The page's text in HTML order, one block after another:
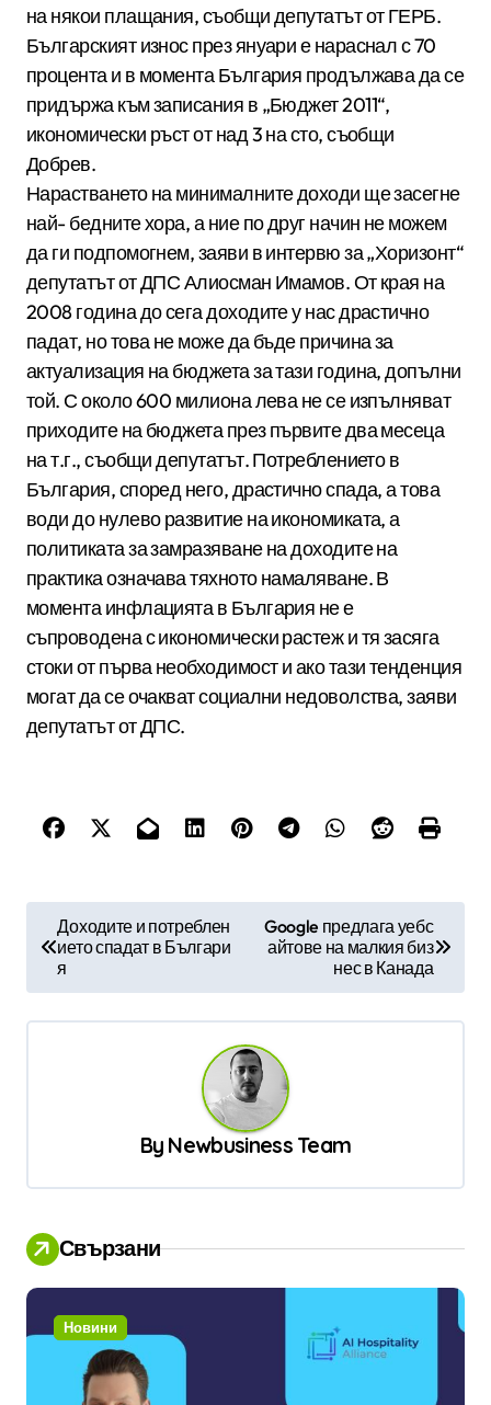
на някои плащания, съобщи депутатът от ГЕРБ.
Българският износ през януари е нараснал с 70
процента и в момента България продължава да се
придържа към записания в „Бюджет 2011“,
икономически ръст от над 3 на сто, съобщи
Добрев.
Нарастването на минималните доходи ще засегне
най- бедните хора, а ние по друг начин не можем
да ги подпомогнем, заяви в интервю за „Хоризонт“
депутатът от ДПС Алиосман Имамов. От края на
2008 година до сега доходите у нас драстично
падат, но това не може да бъде причина за
актуализация на бюджета за тази година, допълни
той. С около 600 милиона лева не се изпълняват
приходите на бюджета през първите два месеца
на т.г., съобщи депутатът. Потреблението в
България, според него, драстично спада, а това
води до нулево развитие на икономиката, а
политиката за замразяване на доходите на
практика означава тяхното намаляване. В
момента инфлацията в България не е
съпроводена с икономически растеж и тя засяга
стоки от първа необходимост и ако тази тенденция
могат да се очакват социални недоволства, заяви
депутатът от ДПС.
в
и
Доходите и потреблен
ието спадат в Българи
я
Google предлага уебс
айтове на малкия биз
нес в Канада
By Newbusiness Team
Свързани
Новини